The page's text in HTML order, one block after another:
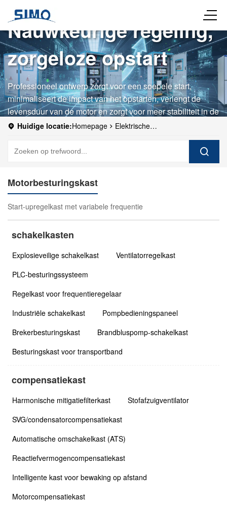
Nauwkeurige regeling,
zorgeloze opstart
Professioneel ontwerp zorgt voor een soepele start,
minimaliseert de impact van het opstarten, verlengt de
levensduur van de motor en zorgt voor meer stabiliteit in de
industriële productie.
Huidige locatie:Homepage
Elektrische
Motorbesturingskast
Start-upregelkast met variabele frequentie
schakelkasten
Explosieveilige schakelkast
Ventilatorregelkast
PLC-besturingssysteem
Regelkast voor frequentieregelaar
Industriële schakelkast
Pompbedieningspaneel
Brekerbesturingskast
Brandbluspomp-schakelkast
Besturingskast voor transportband
compensatiekast
Harmonische mitigatiefilterkast
Stofafzuigventilator
SVG/condensatorcompensatiekast
Automatische omschakelkast (ATS)
Reactiefvermogencompensatiekast
Intelligente kast voor bewaking op afstand
Motorcompensatiekast